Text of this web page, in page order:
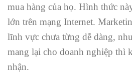
mua hàng của họ. Hình thức
lớn trên mạng Internet.
lĩnh vực chưa từng dễ dàng,
mang lại cho doanh nghiệp thì
nhận.